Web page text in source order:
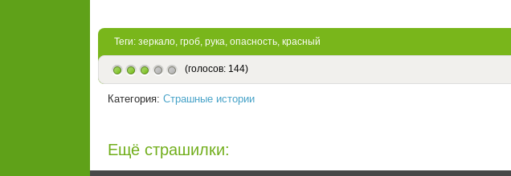
Теги: зеркало, гроб, рука, опасность, красный
(голосов: 144)
Категория: Страшные истории
Ещё страшилки: